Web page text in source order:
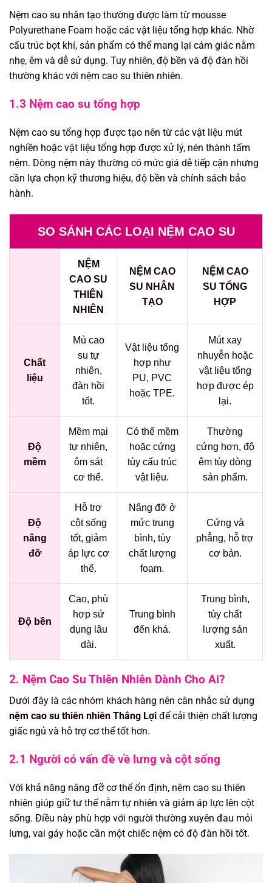
Nệm cao su nhân tạo thường được làm từ mousse
Polyurethane Foam hoặc các vật liệu tổng hợp khác. Nhờ
cấu trúc bọt khí, sản phẩm có thể mang lại cảm giác nằm
nhẹ, êm và dễ sử dụng. Tuy nhiên, độ bền và độ đàn hồi
thường khác với nệm cao su thiên nhiên.
1.3 Nệm cao su tổng hợp
Nệm cao su tổng hợp được tạo nên từ các vật liệu mút
nghiền hoặc vật liệu tổng hợp được xử lý, nén thành tấm
nệm. Dòng nệm này thường có mức giá dễ tiếp cận nhưng
cần lựa chọn kỹ thương hiệu, độ bền và chính sách bảo
hành.
SO SÁNH CÁC LOẠI NỆM CAO SU
NỆM
CAO SU
THIÊN
NHIÊN
NỆM CAO
SU NHÂN
TẠO
NỆM CAO
SU TỔNG
HỢP
Chất
liệu
Mủ cao
su tự
nhiên,
đàn hồi
tốt.
Vật liệu tổng
hợp như
PU, PVC
hoặc TPE.
Mút xay
nhuyễn hoặc
vật liệu tổng
hợp được ép
lại.
Độ
mềm
Mềm mại
tự nhiên,
ôm sát
cơ thể.
Có thể mềm
hoặc cứng
tùy cấu trúc
vật liệu.
Thường
cứng hơn, độ
êm tùy dòng
sản phẩm.
Độ
nâng
đỡ
Hỗ trợ
cột sống
tốt, giảm
áp lực cơ
thể.
Nâng đỡ ở
mức trung
bình, tùy
chất lượng
foam.
Cứng và
phẳng, hỗ trợ
cơ bản.
Độ bền
Cao, phù
hợp sử
dụng lâu
dài.
Trung bình
đến khá.
Trung bình,
tùy chất
lượng sản
xuất.
2. Nệm Cao Su Thiên Nhiên Dành Cho Ai?
Dưới đây là các nhóm khách hàng nên cân nhắc sử dụng
nệm cao su thiên nhiên Thắng Lợi để cải thiện chất lượng
giấc ngủ và hỗ trợ cơ thể tốt hơn.
2.1 Người có vấn đề về lưng và cột sống
Với khả năng nâng đỡ cơ thể ổn định, nệm cao su thiên
nhiên giúp giữ tư thế nằm tự nhiên và giảm áp lực lên cột
sống. Điều này phù hợp với người thường xuyên đau mỏi
lưng, vai gáy hoặc cần một chiếc nệm có độ đàn hồi tốt.